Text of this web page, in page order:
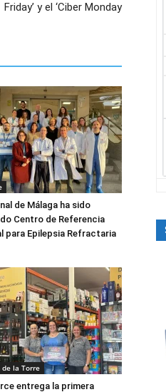
Friday’ y el ‘Ciber Monday
de Málaga ha sido
Centro de Referencia
para Epilepsia Refractaria
la Torre
entrega la primera